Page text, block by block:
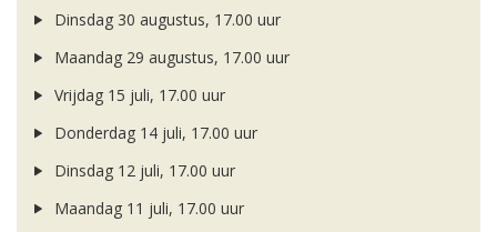
Dinsdag 30 augustus, 17.00 uur
Maandag 29 augustus, 17.00 uur
Vrijdag 15 juli, 17.00 uur
Donderdag 14 juli, 17.00 uur
Dinsdag 12 juli, 17.00 uur
Maandag 11 juli, 17.00 uur